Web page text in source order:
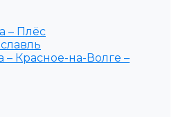
– Плёс
Красное-на-Волге –